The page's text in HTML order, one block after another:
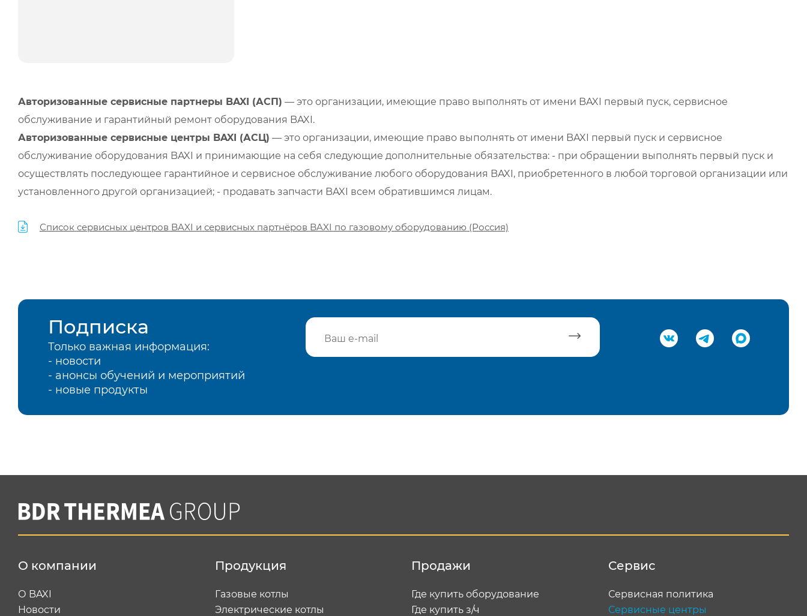
Авторизованные сервисные партнеры BAXI (АСП) — это организации, имеющие право выполнять от имени BAXI первый пуск, сервисное
обслуживание и гарантийный ремонт оборудования BAXI.
Авторизованные сервисные центры BAXI (АСЦ) — это организации, имеющие право выполнять от имени BAXI первый пуск и сервисное
обслуживание оборудования BAXI и принимающие на себя следующие дополнительные обязательства: - при обращении выполнять первый пуск и
осуществлять последующее гарантийное и сервисное обслуживание любого оборудования BAXI, приобретенного в любой торговой организации или
установленного другой организацией; - продавать запчасти BAXI всем обратившимся лицам.
Список сервисных центров BAXI и сервисных партнёров BAXI по газовому оборудованию (Россия)
Подписка
Только важная информация:
- новости
- анонсы обучений и мероприятий
- новые продукты
О компании
О BAXI
Новости
Продукция
Газовые котлы
Электрические котлы
Продажи
Где купить оборудование
Где купить з/ч
Сервис
Сервисная политика
Сервисные центры